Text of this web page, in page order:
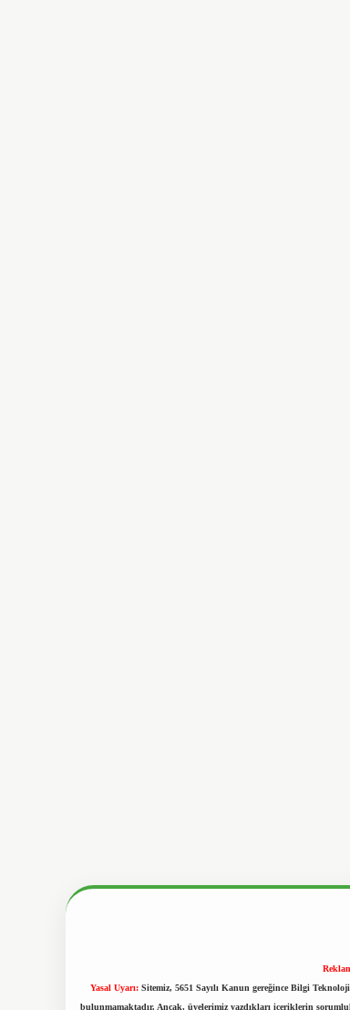
Yasal Uyarı: Sitemiz, 5651 Sayılı Kanun gereğince Bilgi
bulunmamaktadır. Ancak, üyelerimiz yazdıkları içeriklerin